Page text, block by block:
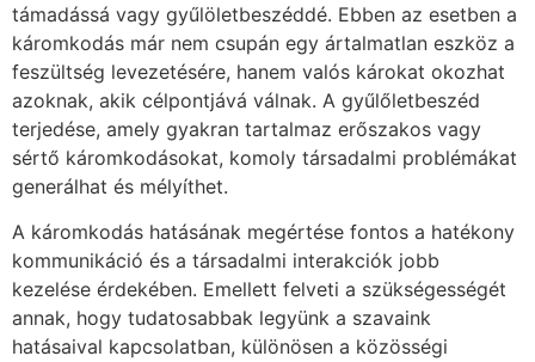
támadássá vagy gyűlöletbeszéddé. Ebben az esetben a
káromkodás már nem csupán egy ártalmatlan eszköz a
feszültség levezetésére, hanem valós károkat okozhat
azoknak, akik célpontjává válnak. A gyűlőletbeszéd
terjedése, amely gyakran tartalmaz erőszakos vagy
sértő káromkodásokat, komoly társadalmi problémákat
generálhat és mélyíthet.
A káromkodás hatásának megértése fontos a hatékony
kommunikáció és a társadalmi interakciók jobb
kezelése érdekében. Emellett felveti a szükségességét
annak, hogy tudatosabbak legyünk a szavaink
hatásaival kapcsolatban, különösen a közösségi